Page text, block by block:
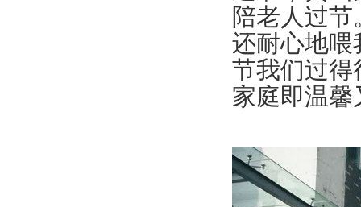
陪老人过
还耐心地喂
节我们过得
家庭即温馨